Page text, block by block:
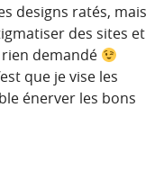
designs ratés, mais
des sites et
rien demandé
que je vise les
énerver les bons